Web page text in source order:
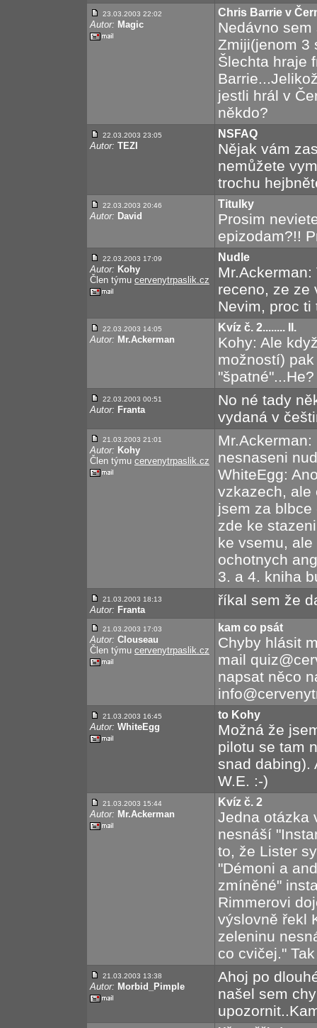
23.03.2003 22:02
Autor: Magic
Chris Barrie v
Nedávno
Zmiji(jenom 3
Šlechta hraje
jestli hrál v
někdo?
22.03.2003 23:05
Autor: TEZI
NSFAQ
Nějak vám
nemůžete
trochu
22.03.2003 20:46
Autor: David
Titulky
Prosim
epizodam?!!
22.03.2003 17:09
Autor: Kohy
Člen týmu cervenytrpaslik.cz
Nudle
receno, ze ze
Nevim, proc ti
22.03.2003 14:05
Autor: Mr.Ackerman
Kvíz č. 2........ II.
Kohy: Ale
možností)
"špatné"...He?
22.03.2003 00:51
Autor: Franta
No né tady
vydaná v
21.03.2003 21:01
Autor: Kohy
Člen týmu cervenytrpaslik.cz
nesnaseni
WhiteEgg:
vzkazech, ale
jsem za
zde ke
ke vsemu,
ochotnych
3. a 4. kniha
21.03.2003 18:13
Autor: Franta
říkal sem že
21.03.2003 17:03
Autor: Clouseau
Člen týmu cervenytrpaslik.cz
kam co psát
Chyby hlásit
mail
napsat něco
21.03.2003 16:45
Autor: WhiteEgg
to Kohy
Možná že
pilotu se tam
snad dabing).
W.E. :-)
21.03.2003 15:44
Autor: Mr.Ackerman
Kvíz č. 2
Jedna otázka
nesnáší
to, že Lister
"Démoni a
zmíněné"
Rimmerovi
výslovně řekl
zeleninu
co cvičej."
21.03.2003 13:38
Autor: Morbid_Pimple
Ahoj po
našel sem